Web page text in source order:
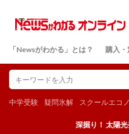
「Newsがわかる」とは？ 購入・
中学受験 疑問氷解 スクールエコ
深掘り！ 太陽光